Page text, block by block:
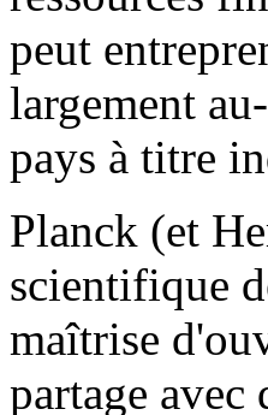
peut
largement
pays à titre
Planck (et
scientifique
maîtrise
partage avec